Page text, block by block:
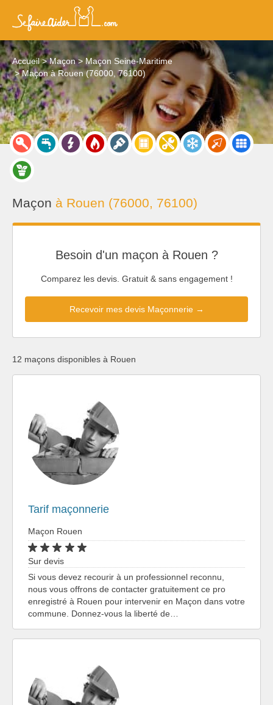
Accueil Maçon
Maçon Seine-Maritime
Maçon à Rouen (76000, 76100)
Maçon à Rouen (76000, 76100)
Besoin d'un maçon à Rouen ?
Comparez les devis. Gratuit & sans engagement !
Recevoir mes devis Maçonnerie →
12 maçons disponibles à Rouen
Tarif maçonnerie
Maçon Rouen
Sur devis
Si vous devez recourir à un professionnel reconnu,
nous vous offrons de contacter gratuitement ce pro
enregistré à Rouen pour intervenir en Maçon dans votre
commune. Donnez-vous la liberté de…